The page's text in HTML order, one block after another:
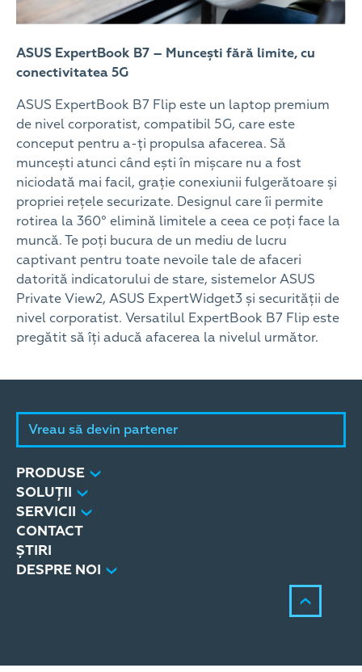
ASUS ExpertBook B7 – Muncești fără limite, cu
conectivitatea 5G
ASUS ExpertBook B7 Flip este un laptop premium
de nivel corporatist, compatibil 5G, care este
conceput pentru a-ți propulsa afacerea. Să
muncești atunci când ești în mișcare nu a fost
niciodată mai facil, grație conexiunii fulgerătoare și
propriei rețele securizate. Designul care îi permite
rotirea la 360° elimină limitele a ceea ce poți face la
muncă. Te poți bucura de un mediu de lucru
captivant pentru toate nevoile tale de afaceri
datorită indicatorului de stare, sistemelor ASUS
Private View2, ASUS ExpertWidget3 și securității de
nivel corporatist. Versatilul ExpertBook B7 Flip este
pregătit să îți aducă afacerea la nivelul următor.
Vreau să devin partener
PRODUSE
SOLUȚII
SERVICII
CONTACT
ȘTIRI
DESPRE NOI